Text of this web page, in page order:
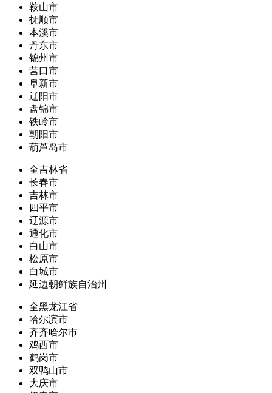
鞍山市
抚顺市
本溪市
丹东市
锦州市
营口市
阜新市
辽阳市
盘锦市
铁岭市
朝阳市
葫芦岛市
全吉林省
长春市
吉林市
四平市
辽源市
通化市
白山市
松原市
白城市
延边朝鲜族自治州
全黑龙江省
哈尔滨市
齐齐哈尔市
鸡西市
鹤岗市
双鸭山市
大庆市